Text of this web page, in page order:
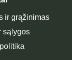
ir grąžinimas
sąlygos